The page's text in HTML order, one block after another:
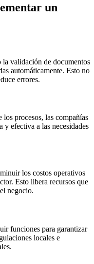
un
la validación de documentos
automáticamente. Esto no
errores.
procesos, las compañías
y efectiva a las necesidades
los costos operativos
Esto libera recursos que
negocio.
funciones para garantizar
locales e